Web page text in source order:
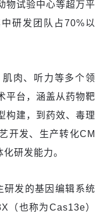
物试验中心等超万平
研发团队占70%以
肉、听力等多个领
平台，涵盖从药物靶
构建，到药效、毒理
开发、生产转化CM
研发能力。
研发的基因编辑系统
也称为Cas13e）